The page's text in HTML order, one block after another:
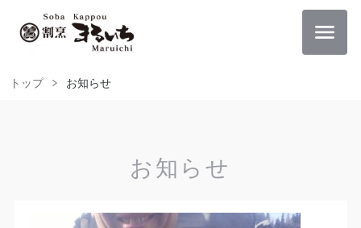
トップ お知らせ
お知らせ